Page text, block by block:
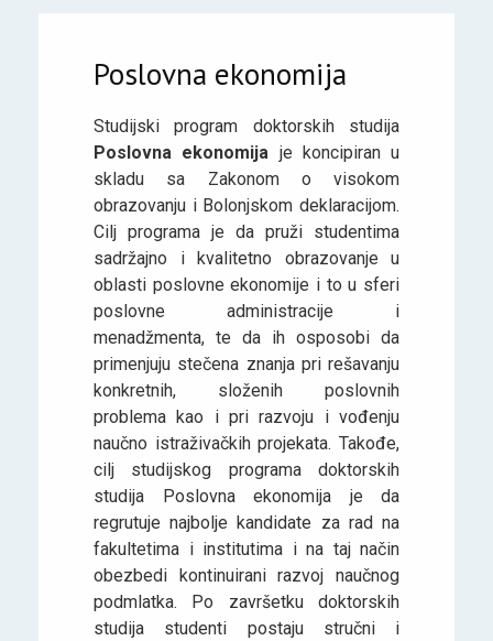
Poslovna ekonomija
Studijski program doktorskih studija
Poslovna ekonomija je koncipiran u
skladu sa Zakonom o visokom
obrazovanju i Bolonjskom deklaracijom.
Cilj programa je da pruži studentima
sadržajno i kvalitetno obrazovanje u
oblasti poslovne ekonomije i to u sferi
poslovne administracije i
menadžmenta, te da ih osposobi da
primenjuju stečena znanja pri rešavanju
konkretnih, složenih poslovnih
problema kao i pri razvoju i vođenju
naučno istraživačkih projekata. Takođe,
cilj studijskog programa doktorskih
studija Poslovna ekonomija je da
regrutuje najbolje kandidate za rad na
fakultetima i institutima i na taj način
obezbedi kontinuirani razvoj naučnog
podmlatka. Po završetku doktorskih
studija studenti postaju stručni i